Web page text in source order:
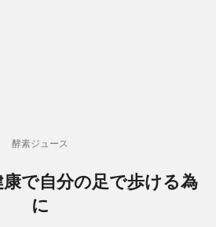
酵素ジュース
康で自分の足で歩ける為
に